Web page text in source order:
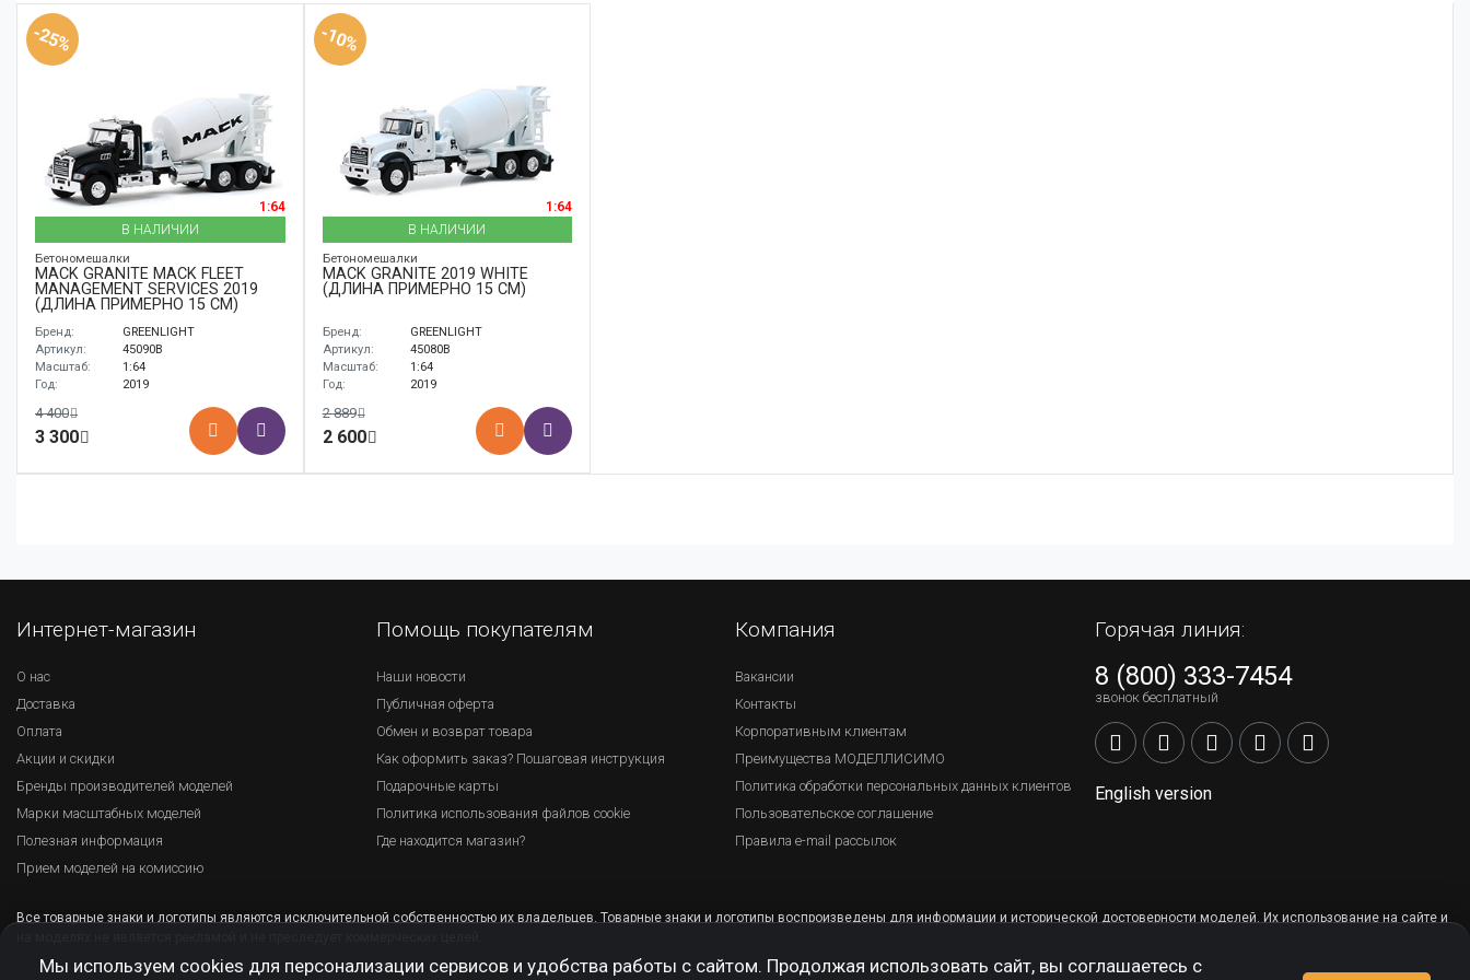
-25%
1:64
В НАЛИЧИИ
Бетономешалки
MACK GRANITE MACK FLEET
MANAGEMENT SERVICES 2019
(ДЛИНА ПРИМЕРНО 15 СМ)
Бренд:
GREENLIGHT
Артикул:
45090B
Масштаб:
1:64
Год:
2019
4 400
3 300
-10%
1:64
В НАЛИЧИИ
Бетономешалки
MACK GRANITE 2019 WHITE
(ДЛИНА ПРИМЕРНО 15 СМ)
Бренд:
GREENLIGHT
Артикул:
45080B
Масштаб:
1:64
Год:
2019
2 889
2 600
Интернет-магазин
О нас
Доставка
Оплата
Акции и скидки
Бренды производителей моделей
Марки масштабных моделей
Полезная информация
Прием моделей на комиссию
Помощь покупателям
Наши новости
Публичная оферта
Обмен и возврат товара
Как оформить заказ? Пошаговая инструкция
Подарочные карты
Политика использования файлов сookie
Где находится магазин?
Компания
Вакансии
Контакты
Корпоративным клиентам
Преимущества МОДЕЛЛИСИМО
Политика обработки персональных данных клиентов
Пользовательское соглашение
Правила e-mail рассылок
Горячая линия:
8 (800) 333-7454
звонок бесплатный
English version
Все товарные знаки и логотипы являются исключительной собственностью их владельцев. Товарные знаки и логотипы воспроизведены для информации и исторической достоверности моделей. Их использование на сайте и
Аксессуары
Корабли
Мы используем cookies для персонализации сервисов и удобства работы с сайтом. Продолжая использовать сайт, вы соглашаетесь с